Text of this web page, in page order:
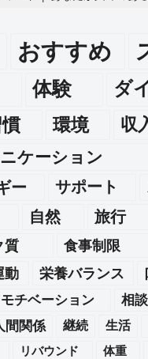
おすすめ
体験
ダ
環境 収
ケーション
ー
サポート
自然 旅行
質 食事制限
動
栄養バランス
モチベーション 相談
間関係 継続 生活
リバウンド 体重